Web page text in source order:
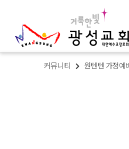
커뮤니티 원텐텐 가정예